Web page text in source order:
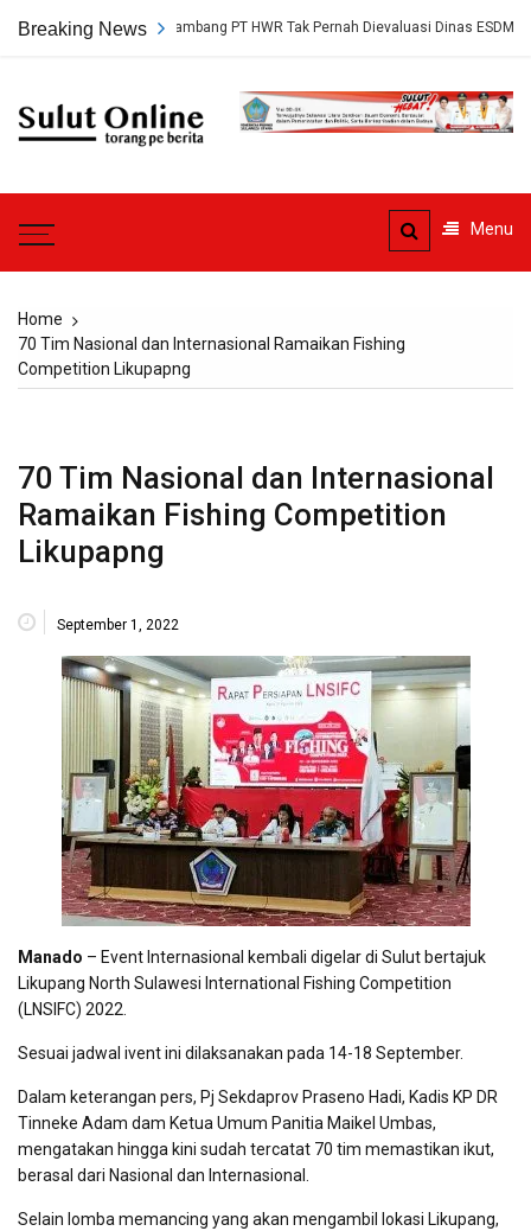
Breaking News
Persetujuan Tambang PT HWR Tak Pernah Dievaluasi Dinas ESDM
Sulut
Menu
Home
70 Tim Nasional dan Internasional Ramaikan Fishing
Competition Likupapng
70 Tim Nasional dan Internasional
Ramaikan Fishing Competition
Likupapng
September 1, 2022
Manado – Event Internasional kembali digelar di Sulut bertajuk
Likupang North Sulawesi International Fishing Competition
(LNSIFC) 2022.
Sesuai jadwal ivent ini dilaksanakan pada 14-18 September.
Dalam keterangan pers, Pj Sekdaprov Praseno Hadi, Kadis KP DR
Tinneke Adam dam Ketua Umum Panitia Maikel Umbas,
mengatakan hingga kini sudah tercatat 70 tim memastikan ikut,
berasal dari Nasional dan Internasional.
Selain lomba memancing yang akan mengambil lokasi Likupang,